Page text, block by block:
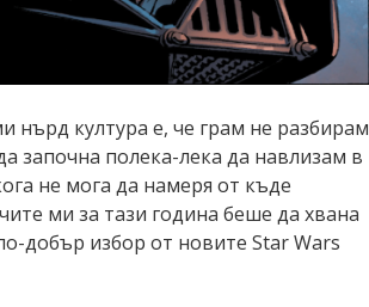
нърд култура е, че грам не разбирам
започна полека-лека да навлизам в
не мога да намеря от къде
ми за тази година беше да хвана
добър избор от новите Star Wars